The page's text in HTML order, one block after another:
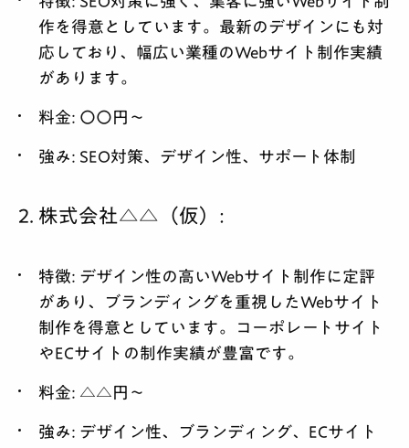
作を得意としています。最新のデザインにも対
応しており、幅広い業種のWebサイト制作実績
があります。
料金: 〇〇円～
強み: SEO対策、デザイン性、サポート体制
2. 株式会社△△（仮）:
特徴: デザイン性の高いWebサイト制作に定評
があり、ブランディングを重視したWebサイト
制作を得意としています。コーポレートサイト
やECサイトの制作実績が豊富です。
料金: △△円～
強み: デザイン性、ブランディング、ECサイト